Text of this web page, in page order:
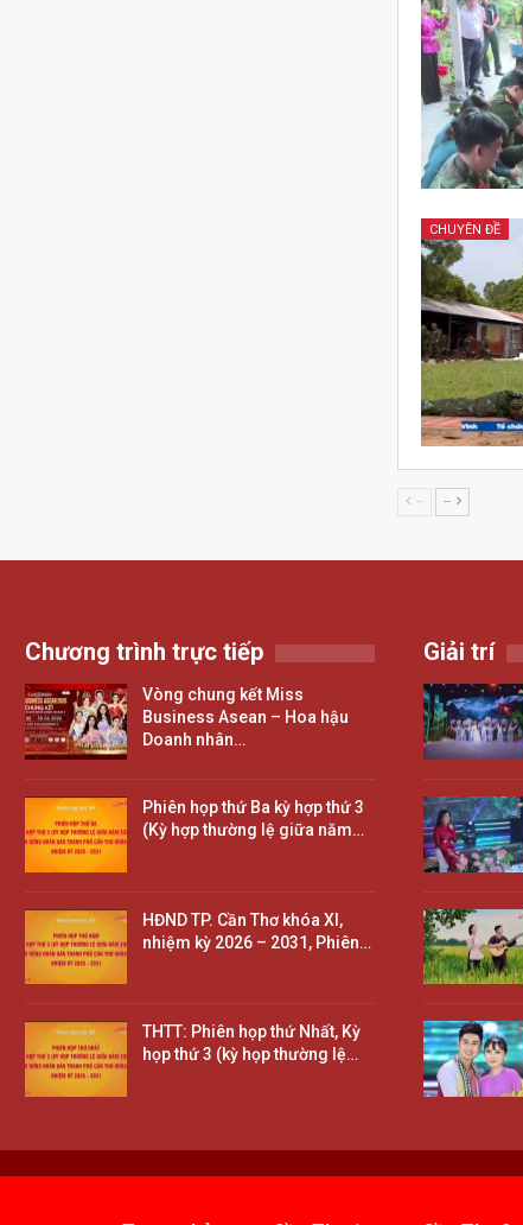
CHUYÊN ĐỀ
-- --
Chương trình trực tiếp
Vòng chung kết Miss
Business Asean – Hoa hậu
Doanh nhân…
Phiên họp thứ Ba kỳ hợp thứ 3
(Kỳ hợp thường lệ giữa năm…
HĐND TP. Cần Thơ khóa XI,
nhiệm kỳ 2026 – 2031, Phiên…
THTT: Phiên họp thứ Nhất, Kỳ
họp thứ 3 (kỳ họp thường lệ…
Giải trí